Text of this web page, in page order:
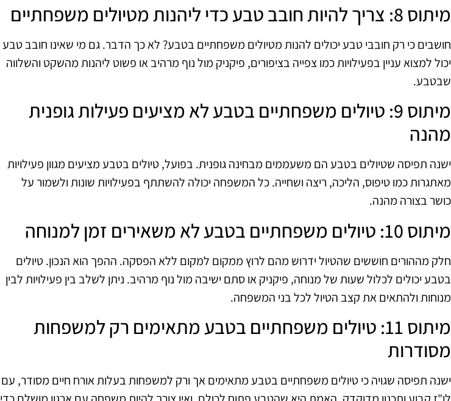
מיתוס 8: צריך להיות חובב טבע כדי ליהנות מטיולים משפחתיים
חושבים כי רק חובבי טבע יכולים להנות מטיולים משפחתיים בטבע? לא כך הדבר. גם מי שאינו חובב טבע
יכול למצוא עניין בפעילויות כמו צפייה בציפורים, פיקניק מול נוף מרהיב או פשוט ליהנות מהשקט והשלווה
שבטבע.
מיתוס 9: טיולים משפחתיים בטבע לא מציעים פעילות גופנית
מהנה
ישנה תפיסה שטיולים בטבע הם משעממים מבחינה גופנית. בפועל, טיולים בטבע מציעים מגוון פעילויות
מאתגרות כמו טיפוס, הליכה, ריצה ושחייה. כל המשפחה יכולה להשתתף בפעילויות שונות ולשמור על
כושר בצורה מהנה.
מיתוס 10: טיולים משפחתיים בטבע לא משאירים זמן למנוחה
חלק מההורים חוששים שהטיול ידרוש מהם לרוץ ממקום למקום ללא הפסקה. ההפך הוא הנכון. טיולים
בטבע יכולים לכלול שעות של מנוחה, פיקניק או סתם ישיבה מול נוף מרהיב. ניתן לשלב בין פעילויות לבין
מנוחות ולהתאים את קצב הטיול לכל בני המשפחה.
מיתוס 11: טיולים משפחתיים בטבע מתאימים רק למשפחות
מסודרות
ישנה תפיסה שגויה כי טיולים משפחתיים בטבע מתאימים אך ורק למשפחות בעלות אורח חיים מסודר, עם